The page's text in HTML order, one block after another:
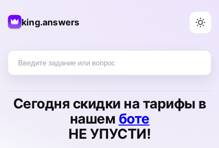
king.answers
Сегодня скидки на тарифы в
нашем боте
НЕ УПУСТИ!